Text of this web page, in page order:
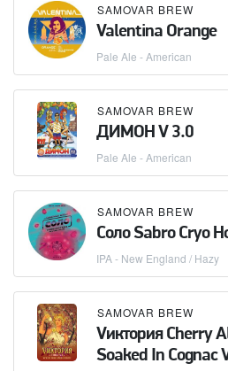
SAMOVAR BREW
Valentina Orange
Pale Ale - American
SAMOVAR BREW
ДИМОН V 3.0
Pale Ale - American
SAMOVAR BREW
Соло Sabro Cryo
IPA - New England / Hazy
SAMOVAR BREW
Vиктория Cherry
Soaked In Cognac